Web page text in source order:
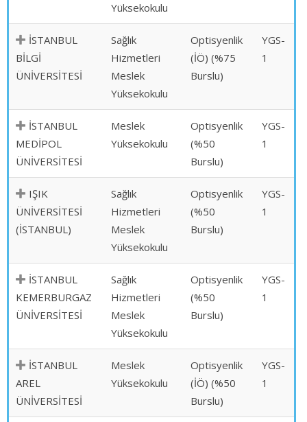
Yüksekokulu
İSTANBUL
BİLGİ
ÜNİVERSİTESİ
Sağlık
Hizmetleri
Meslek
Yüksekokulu
Optisyenlik
(İÖ) (%75
Burslu)
YGS-
1
İSTANBUL
MEDİPOL
ÜNİVERSİTESİ
Meslek
Yüksekokulu
Optisyenlik
(%50
Burslu)
YGS-
1
IŞIK
ÜNİVERSİTESİ
(İSTANBUL)
Sağlık
Hizmetleri
Meslek
Yüksekokulu
Optisyenlik
(%50
Burslu)
YGS-
1
İSTANBUL
KEMERBURGAZ
ÜNİVERSİTESİ
Sağlık
Hizmetleri
Meslek
Yüksekokulu
Optisyenlik
(%50
Burslu)
YGS-
1
İSTANBUL
AREL
ÜNİVERSİTESİ
Meslek
Yüksekokulu
Optisyenlik
(İÖ) (%50
Burslu)
YGS-
1